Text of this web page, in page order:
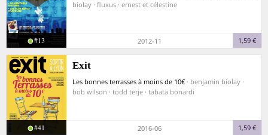
biolay · fluxus · ernest et célestine
#13 2012-11 1,59 €
Exit
Les bonnes terrasses à moins de 10€ · benjamin biolay ·
bob wilson · todd terje · tabata bonardi
#41 2016-06 1,59 €